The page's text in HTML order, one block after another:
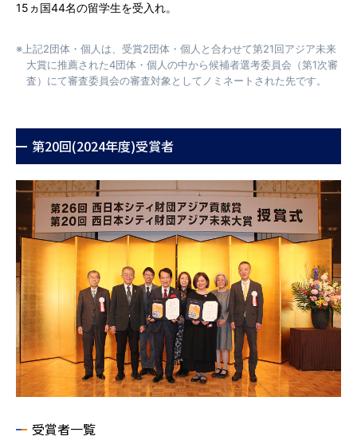
15ヵ国44名の留学生を受入れ。
※上記2団体・個人は、受賞2団体・個人と合わせて第21回アジア未来
大賞に推薦された4団体・個人の中から候補者選考委員会（第1次審
査）にて審査委員会の審査対象としてノミネートされた先です。
第20回(2024年度)受賞者
受賞者一覧